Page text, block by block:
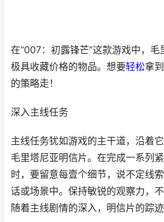
在“007：初露锋芒”这款游戏中，
极具收藏价格的物品。想要轻松拿
的策略走！
深入主线任务
主线任务犹如游戏的主干道，沿着
毛里塔尼亚明信片。在完成一系列
时，要留意每壹个细节，说不定线
话或场景中。保持敏锐的观察力，
随着主线剧情的深入，明信片的踪迹